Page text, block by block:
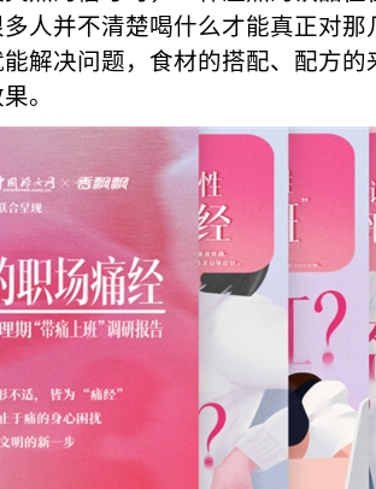
人并不清楚喝什么才能真正对
解决问题，食材的搭配、配方
。